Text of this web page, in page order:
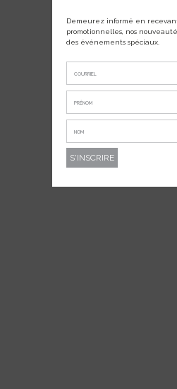
Demeurez informé en
promotionnelles, nos
des événements spéciaux.